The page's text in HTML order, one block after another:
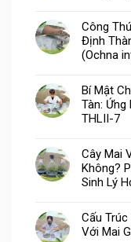
Công
Định
(Ochna
Bí Mật
Tàn: Ứng
THLII-7
Cây Mai
Không?
Sinh Lý
Cấu Trúc
Với Mai